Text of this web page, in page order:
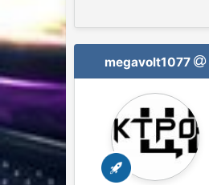
megavolt1077